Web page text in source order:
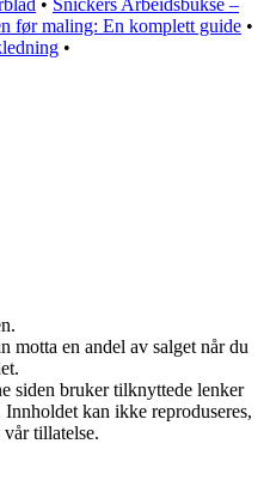
før maling: En komplett guide •
•
en andel av salget når du
siden bruker tilknyttede lenker
kan ikke reproduseres,
tillatelse.